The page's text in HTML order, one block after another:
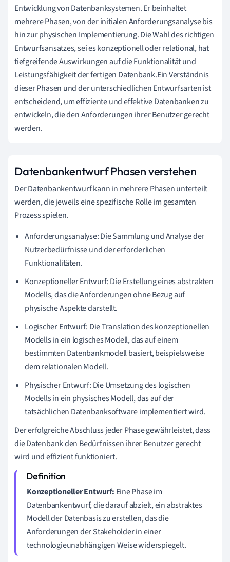
Entwicklung von Datenbanksystemen. Er beinhaltet
mehrere Phasen, von der initialen Anforderungsanalyse bis
hin zur physischen Implementierung. Die Wahl des richtigen
Entwurfsansatzes, sei es konzeptionell oder relational, hat
tiefgreifende Auswirkungen auf die Funktionalität und
Leistungsfähigkeit der fertigen Datenbank.Ein Verständnis
dieser Phasen und der unterschiedlichen Entwurfsarten ist
entscheidend, um effiziente und effektive Datenbanken zu
entwickeln, die den Anforderungen ihrer Benutzer gerecht
werden.
Datenbankentwurf Phasen verstehen
Der Datenbankentwurf kann in mehrere Phasen unterteilt
werden, die jeweils eine spezifische Rolle im gesamten
Prozess spielen.
Anforderungsanalyse: Die Sammlung und Analyse der
Nutzerbedürfnisse und der erforderlichen
Funktionalitäten.
Konzeptioneller Entwurf: Die Erstellung eines abstrakten
Modells, das die Anforderungen ohne Bezug auf
physische Aspekte darstellt.
Logischer Entwurf: Die Translation des konzeptionellen
Modells in ein logisches Modell, das auf einem
bestimmten Datenbankmodell basiert, beispielsweise
dem relationalen Modell.
Physischer Entwurf: Die Umsetzung des logischen
Modells in ein physisches Modell, das auf der
tatsächlichen Datenbanksoftware implementiert wird.
Der erfolgreiche Abschluss jeder Phase gewährleistet, dass
die Datenbank den Bedürfnissen ihrer Benutzer gerecht
wird und effizient funktioniert.
Konzeptioneller Entwurf: Eine Phase im
Datenbankentwurf, die darauf abzielt, ein abstraktes
Modell der Datenbasis zu erstellen, das die
Anforderungen der Stakeholder in einer
technologieunabhängigen Weise widerspiegelt.